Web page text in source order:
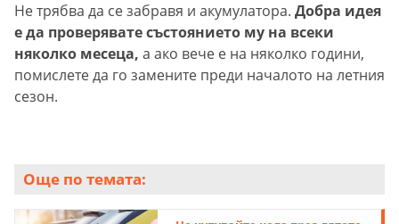
Не трябва да се забравя и акумулатора. Добра идея
е да проверявате състоянието му на всеки
няколко месеца, а ако вече е на няколко години,
помислете да го замените преди началото на летния
сезон.
Още по темата: